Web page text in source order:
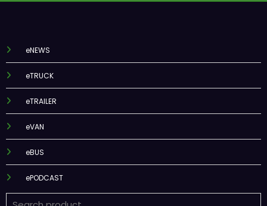
eNEWS
eTRUCK
eTRAILER
eVAN
eBUS
ePODCAST